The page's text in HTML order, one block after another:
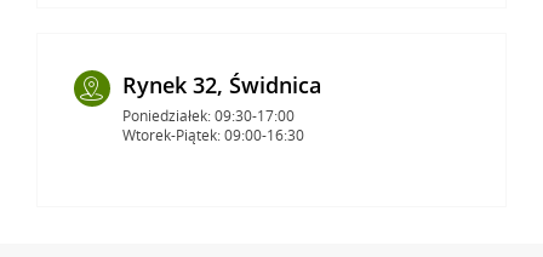
Rynek 32, Świdnica
Poniedziałek: 09:30-17:00
Wtorek-Piątek: 09:00-16:30